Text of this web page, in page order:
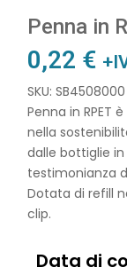
Penna in
0,22 €
SKU: SB4508000
Penna in RPET
nella
dalle bottiglie in
testimonianza
Dotata di refill
clip.
Data di